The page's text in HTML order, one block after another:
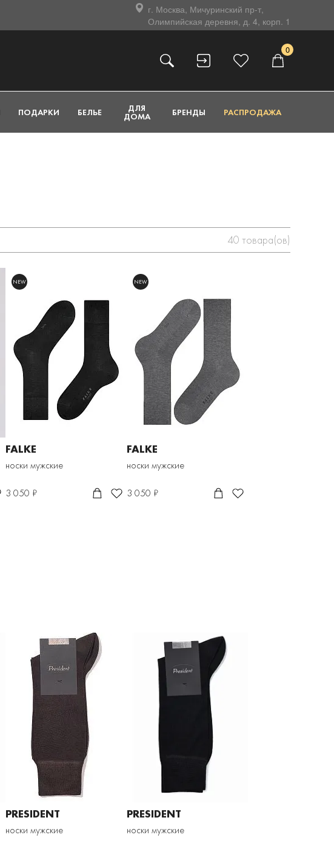
г. Москва, Мичуринский пр-т,
Олимпийская деревня, д. 4, корп. 1
0
ПОДАРКИ БЕЛЬЕ ДЛЯ
ДОМА БРЕНДЫ РАСПРОДАЖА
40 товара(ов)
NEW
FALKE
носки мужские
3 050 ₽
NEW
FALKE
носки мужские
3 050 ₽
PRESIDENT
носки мужские
PRESIDENT
носки мужские